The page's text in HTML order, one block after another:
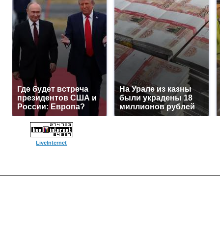
Где будет встреча
президентов США и
России: Европа?
На Урале из казны
были украдены 18
миллионов рублей
LiveInternet